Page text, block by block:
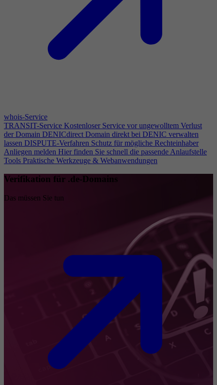
whois-Service
TRANSIT-Service Kostenloser Service vor ungewolltem Verlust
der Domain DENICdirect Domain direkt bei DENIC verwalten
lassen DISPUTE-Verfahren Schutz für mögliche Rechteinhaber
Anliegen melden Hier finden Sie schnell die passende Anlaufstelle
Tools Praktische Werkzeuge & Webanwendungen
Verifikation für .de-Domains
Das müssen Sie tun